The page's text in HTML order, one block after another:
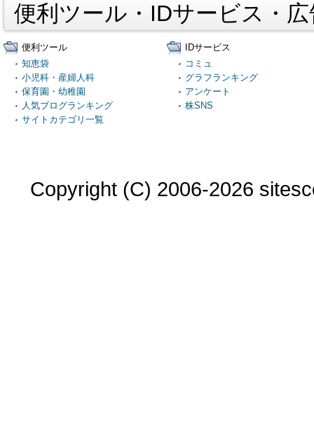
便利ツール・IDサービス・
便利ツール
知恵袋
小児科・産婦人科
保育園・幼稚園
人気ブログランキング
サイトカテゴリ一覧
IDサービス
コミュ
グラフランキング
アンケート
株SNS
Copyright (C) 2006-2026